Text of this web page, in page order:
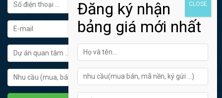
FORM ĐĂNG KÝ TƯ VẤN